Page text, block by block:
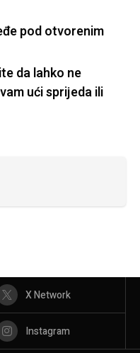
pod otvorenim
da lahko ne
ući sprijeda ili
X Network
Instagram